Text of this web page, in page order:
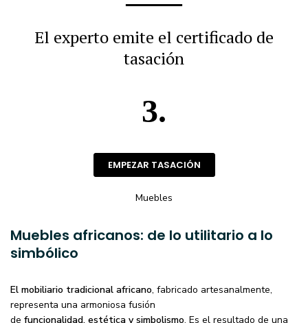
El experto emite el certificado de
tasación
3.
EMPEZAR TASACIÓN
Muebles
Muebles africanos: de lo utilitario a lo
simbólico
El mobiliario tradicional africano, fabricado artesanalmente,
representa una armoniosa fusión
de funcionalidad, estética y simbolismo. Es el resultado de una